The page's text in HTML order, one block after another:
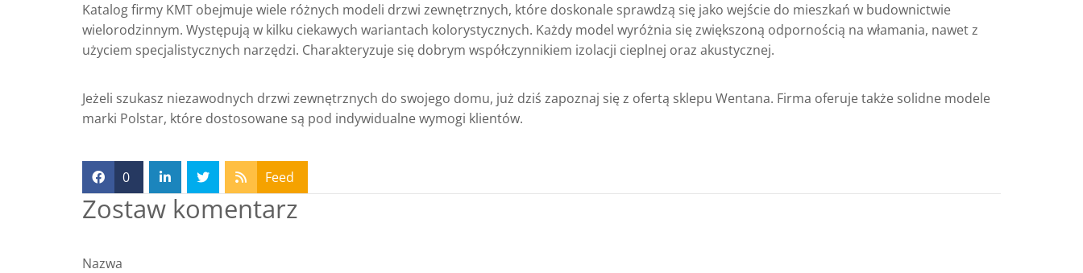
Katalog firmy KMT obejmuje wiele różnych modeli drzwi zewnętrznych, które doskonale sprawdzą się jako wejście do mieszkań w budownictwie
wielorodzinnym. Występują w kilku ciekawych wariantach kolorystycznych. Każdy model wyróżnia się zwiększoną odpornością na włamania, nawet z
użyciem specjalistycznych narzędzi. Charakteryzuje się dobrym współczynnikiem izolacji cieplnej oraz akustycznej.
Jeżeli szukasz niezawodnych drzwi zewnętrznych do swojego domu, już dziś zapoznaj się z ofertą sklepu Wentana. Firma oferuje także solidne modele
marki Polstar, które dostosowane są pod indywidualne wymogi klientów.
0 Feed
Zostaw komentarz
Nazwa